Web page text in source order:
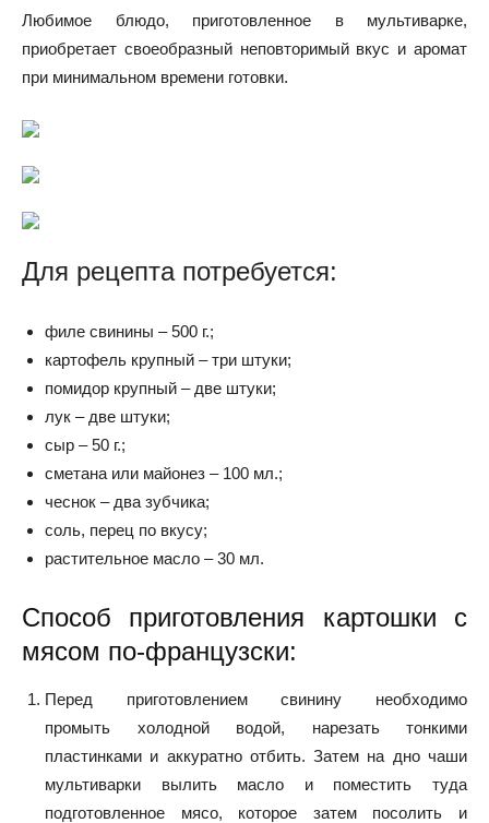
Любимое блюдо, приготовленное в мультиварке,
приобретает своеобразный неповторимый вкус и аромат
при минимальном времени готовки.
Для рецепта потребуется:
филе свинины – 500 г.;
картофель крупный – три штуки;
помидор крупный – две штуки;
лук – две штуки;
сыр – 50 г.;
сметана или майонез – 100 мл.;
чеснок – два зубчика;
соль, перец по вкусу;
растительное масло – 30 мл.
Способ приготовления картошки с
мясом по-французски:
Перед приготовлением свинину необходимо
промыть холодной водой, нарезать тонкими
пластинками и аккуратно отбить. Затем на дно чаши
мультиварки вылить масло и поместить туда
подготовленное мясо, которое затем посолить и